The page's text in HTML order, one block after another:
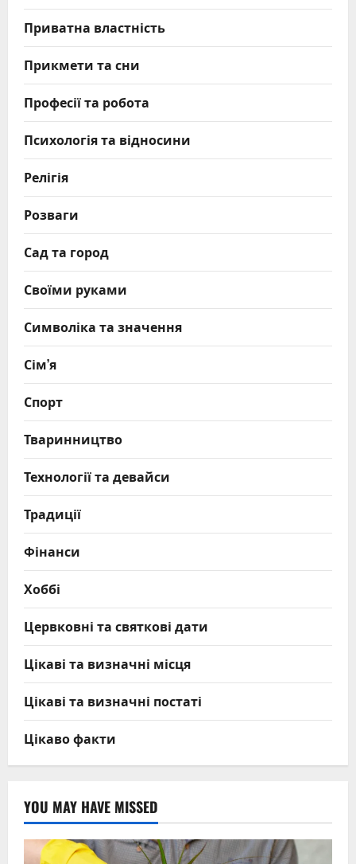
Приватна властність
Прикмети та сни
Професії та робота
Психологія та відносини
Релігія
Розваги
Сад та город
Своїми руками
Символіка та значення
Сім’я
Спорт
Тваринництво
Технології та девайси
Традиції
Фінанси
Хоббі
Цервковні та святкові дати
Цікаві та визначні місця
Цікаві та визначні постаті
Цікаво факти
YOU MAY HAVE MISSED